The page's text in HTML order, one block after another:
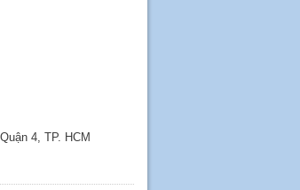
4, TP. HCM